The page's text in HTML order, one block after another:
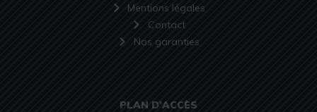
Mentions légales
Contact
Nos garanties
PLAN D'ACCÈS